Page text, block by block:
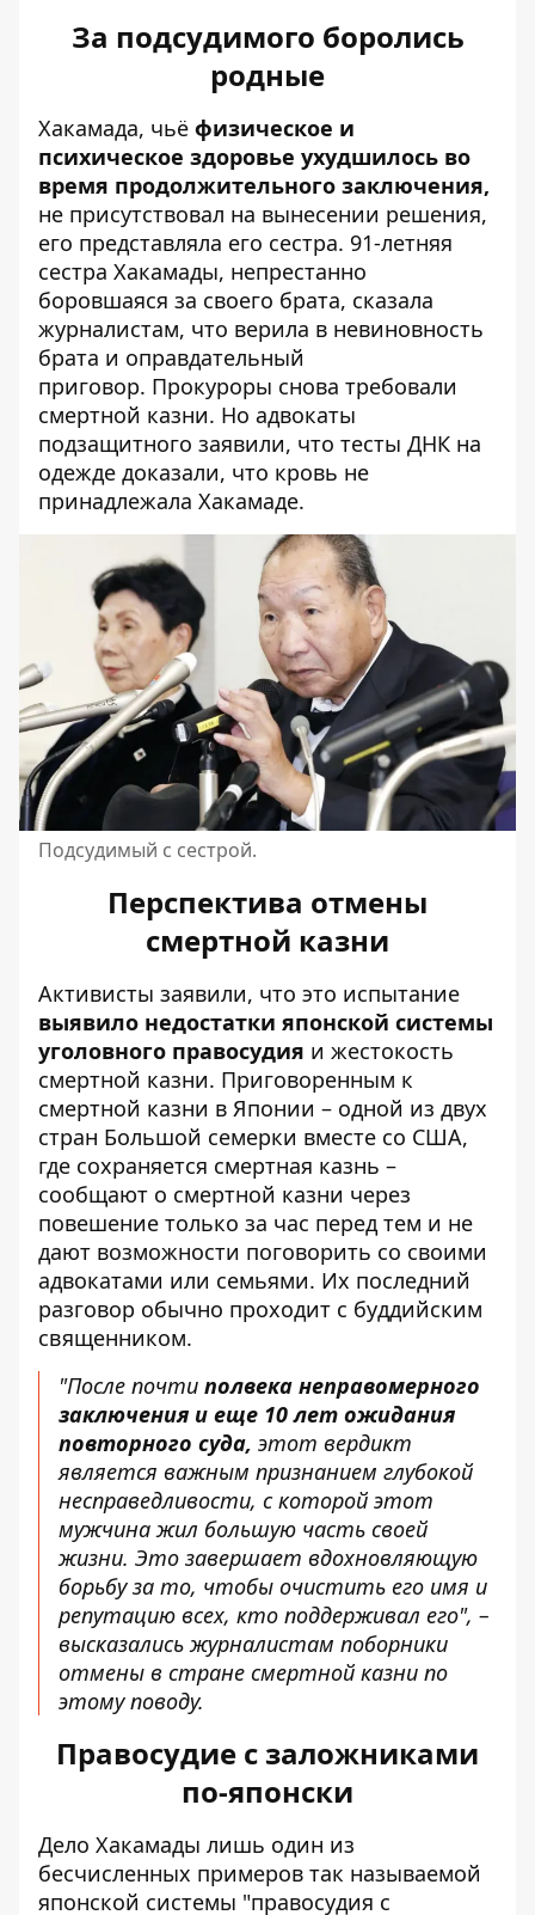
За подсудимого боролись
родные
Хакамада, чьё физическое и
психическое здоровье ухудшилось во
время продолжительного заключения,
не присутствовал на вынесении решения,
его представляла его сестра. 91-летняя
сестра Хакамады, непрестанно
боровшаяся за своего брата, сказала
журналистам, что верила в невиновность
брата и оправдательный
приговор. Прокуроры снова требовали
смертной казни. Но адвокаты
подзащитного заявили, что тесты ДНК на
одежде доказали, что кровь не
принадлежала Хакамаде.
Подсудимый с сестрой.
Перспектива отмены
смертной казни
Активисты заявили, что это испытание
выявило недостатки японской системы
уголовного правосудия и жестокость
смертной казни. Приговоренным к
смертной казни в Японии – одной из двух
стран Большой семерки вместе со США,
где сохраняется смертная казнь –
сообщают о смертной казни через
повешение только за час перед тем и не
дают возможности поговорить со своими
адвокатами или семьями. Их последний
разговор обычно проходит с буддийским
священником.
"После почти полвека неправомерного
заключения и еще 10 лет ожидания
повторного суда, этот вердикт
является важным признанием глубокой
несправедливости, с которой этот
мужчина жил большую часть своей
жизни. Это завершает вдохновляющую
борьбу за то, чтобы очистить его имя и
репутацию всех, кто поддерживал его", –
высказались журналистам поборники
отмены в стране смертной казни по
этому поводу.
Правосудие с заложниками
по-японски
Дело Хакамады лишь один из
бесчисленных примеров так называемой
японской системы "правосудия с